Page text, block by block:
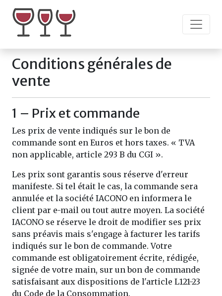
Conditions générales de
vente
1 – Prix et commande
Les prix de vente indiqués sur le bon de
commande sont en Euros et hors taxes. « TVA
non applicable, article 293 B du CGI ».
Les prix sont garantis sous réserve d'erreur
manifeste. Si tel était le cas, la commande sera
annulée et la société IACONO en informera le
client par e-mail ou tout autre moyen. La société
IACONO se réserve le droit de modifier ses prix
sans préavis mais s'engage à facturer les tarifs
indiqués sur le bon de commande. Votre
commande est obligatoirement écrite, rédigée,
signée de votre main, sur un bon de commande
satisfaisant aux dispositions de l'article L121-23
du Code de la Consommation.